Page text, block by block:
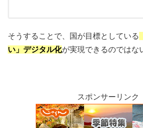
そうすることで、国が目標としている
い」デジタル化が実現できるのではな
スポンサーリンク